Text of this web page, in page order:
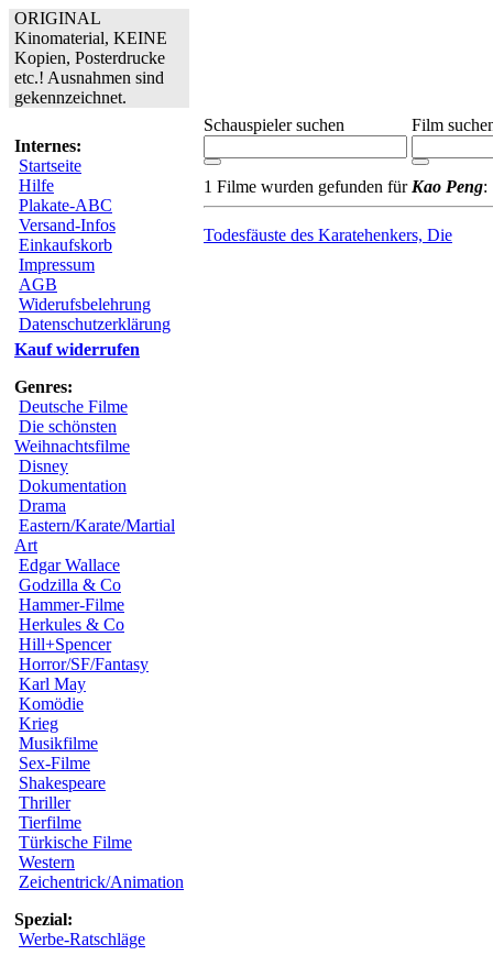
ORIGINAL
Kinomaterial, KEINE
Kopien, Posterdrucke
etc.! Ausnahmen sind
gekennzeichnet.
Internes:
Startseite
Hilfe
Plakate-ABC
Versand-Infos
Einkaufskorb
Impressum
AGB
Widerufsbelehrung
Datenschutzerklärung
Kauf widerrufen
Genres:
Deutsche Filme
Die schönsten
Weihnachtsfilme
Disney
Dokumentation
Drama
Eastern/Karate/Martial
Art
Edgar Wallace
Godzilla & Co
Hammer-Filme
Herkules & Co
Hill+Spencer
Horror/SF/Fantasy
Karl May
Komödie
Krieg
Musikfilme
Sex-Filme
Shakespeare
Thriller
Tierfilme
Türkische Filme
Western
Zeichentrick/Animation
Spezial:
Werbe-Ratschläge
Schauspieler suchen Film
1 Filme wurden gefunden für Kao Peng:
Todesfäuste des Karatehenkers, Die